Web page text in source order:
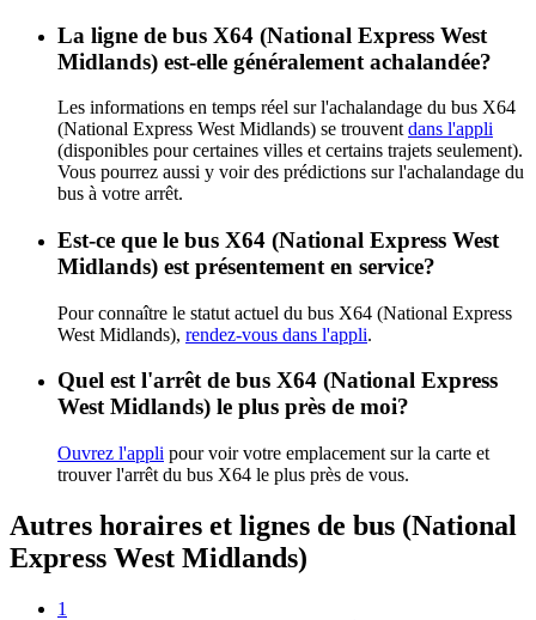
La ligne de bus X64 (National Express West
Midlands) est-elle généralement achalandée?
Les informations en temps réel sur l'achalandage du bus X64
(National Express West Midlands) se trouvent dans l'appli
(disponibles pour certaines villes et certains trajets seulement).
Vous pourrez aussi y voir des prédictions sur l'achalandage du
bus à votre arrêt.
Est-ce que le bus X64 (National Express West
Midlands) est présentement en service?
Pour connaître le statut actuel du bus X64 (National Express
West Midlands), rendez-vous dans l'appli.
Quel est l'arrêt de bus X64 (National Express
West Midlands) le plus près de moi?
Ouvrez l'appli pour voir votre emplacement sur la carte et
trouver l'arrêt du bus X64 le plus près de vous.
Autres horaires et lignes de bus (National
Express West Midlands)
1